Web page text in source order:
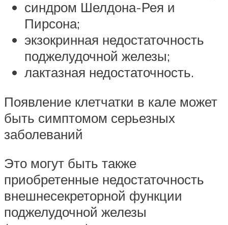
синдром Шелдона-Рея и
Пирсона;
экзокринная недостаточность
поджелудочной железы;
лактазная недостаточность.
Появление клетчатки в кале может
быть симптомом серьезных
заболеваний
Это могут быть также
приобретенные недостаточность
внешнесекреторной функции
поджелудочной железы